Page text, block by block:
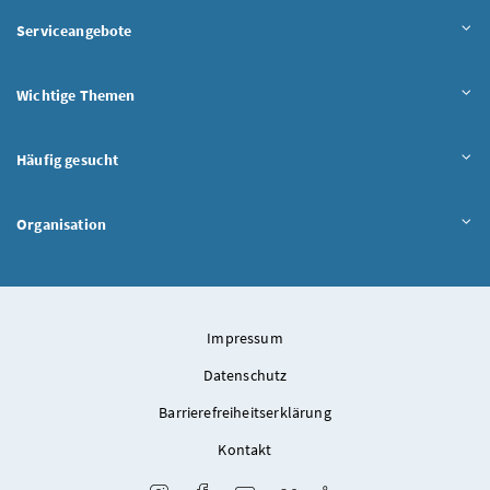
Serviceangebote
Wichtige Themen
Häufig gesucht
Organisation
Impressum
Datenschutz
Barrierefreiheitserklärung
Kontakt